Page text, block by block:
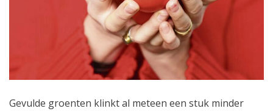
Gevulde groenten klinkt al meteen een stuk minder